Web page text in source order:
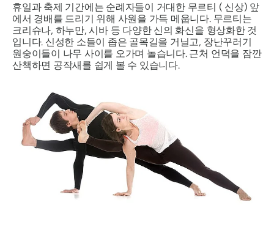
휴일과 축제 기간에는 순례자들이 거대한 무르티 ( 신상) 앞
에서 경배를 드리기 위해 사원을 가득 메웁니다. 무르티는
크리슈나, 하누만, 시바 등 다양한 신의 화신을 형상화한 것
입니다. 신성한 소들이 좁은 골목길을 거닐고, 장난꾸러기
원숭이들이 나무 사이를 오가며 놀습니다. 근처 언덕을 잠깐
산책하면 공작새를 쉽게 볼 수 있습니다.